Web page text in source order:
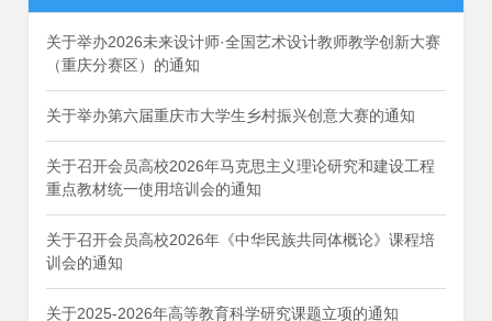
关于举办2026未来设计师·全国艺术设计教师教学创新大赛
（重庆分赛区）的通知
关于举办第六届重庆市大学生乡村振兴创意大赛的通知
关于召开会员高校2026年马克思主义理论研究和建设工程
重点教材统一使用培训会的通知
关于召开会员高校2026年《中华民族共同体概论》课程培
训会的通知
关于2025-2026年高等教育科学研究课题立项的通知